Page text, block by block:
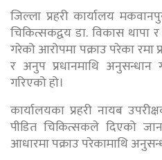
जिल्ला प्रहरी कार्यालय
चिकित्सकद्वय डा. विकास थापा
गरेको आरोपमा पक्राउ परेका रमा
र अनुप प्रधानमाथि
गरिएको हो।
कार्यालयका प्रहरी नायब
पीडित चिकित्सकले दिएको
आधारमा पक्राउ परेकामाथि